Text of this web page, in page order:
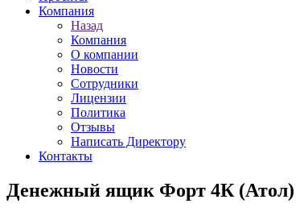
Компания
Назад
Компания
О компании
Новости
Сотрудники
Лицензии
Политика
Отзывы
Написать Директору
Контакты
Денежный ящик Форт 4К (Атол)